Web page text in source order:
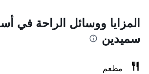
المزايا ووسائل الراحة في
سميدين
مطعم